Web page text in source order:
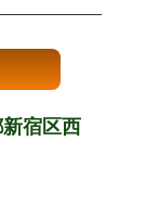
宿区西